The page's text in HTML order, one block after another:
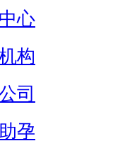
心
构
司
孕